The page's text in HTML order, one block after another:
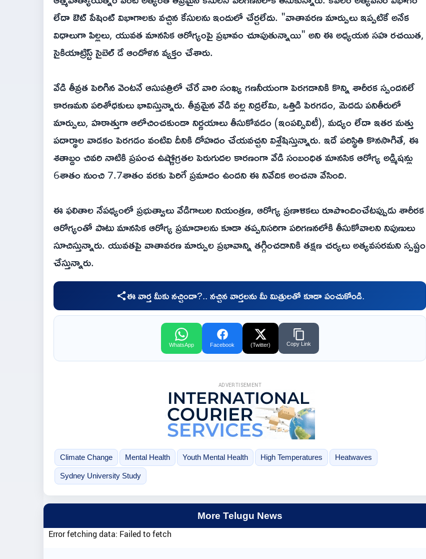
లేదా ఔట్ పేషెంట్ విభాగాలకు వచ్చిన కేసులను ఇందులో చేర్చలేదు. "వాతావరణ మార్పులు ఇప్పటికే అనేక
విధాలుగా పిల్లలు, యువత మానసిక ఆరోగ్యంపై ప్రభావం చూపుతున్నాయి" అని ఈ అధ్యయన సహ రచయిత,
సైకియాట్రిస్ట్ సైబెల్ డే ఆందోళన వ్యక్తం చేశారు.
వేడి తీవ్రత పెరిగిన వెంటనే ఆసుపత్రిలో చేరే వారి సంఖ్య గణనీయంగా పెరగడానికి కొన్ని శారీరక స్పందనలే
కారణమని పరిశోధకులు భావిస్తున్నారు. తీవ్రమైన వేడి వల్ల నిద్రలేమి, ఒత్తిడి పెరగడం, మెదడు పనితీరులో
మార్పులు, హఠాత్తుగా ఆలోచించకుండా నిర్ణయాలు తీసుకోవడం (ఇంపల్సివిటీ), మద్యం లేదా ఇతర మత్తు
పదార్థాల వాడకం పెరగడం వంటివి దీనికి దోహదం చేయవచ్చని విశ్లేషిస్తున్నారు. ఇదే పరిస్థితి కొనసాగితే, ఈ
శతాబ్దం చివరి నాటికి ప్రపంచ ఉష్ణోగ్రతల పెరుగుదల కారణంగా వేడి సంబంధిత మానసిక ఆరోగ్య అడ్మిషన్లు
6శాతం నుంచి 7.7శాతం వరకు పెరిగే ప్రమాదం ఉందని ఈ నివేదిక అంచనా వేసింది.
ఈ ఫలితాల నేపథ్యంలో ప్రభుత్వాలు వేడిగాలుల నియంత్రణ, ఆరోగ్య ప్రణాళికలు రూపొందించేటప్పుడు శారీరక
ఆరోగ్యంతో పాటు మానసిక ఆరోగ్య ప్రమాదాలను కూడా తప్పనిసరిగా పరిగణనలోకి తీసుకోవాలని నిపుణులు
సూచిస్తున్నారు. యువతపై వాతావరణ మార్పుల ప్రభావాన్ని తగ్గించడానికి తక్షణ చర్యలు అత్యవసరమని స్పష్టం
చేస్తున్నారు.
ఈ వార్త మీకు నచ్చిందా?.. నచ్చిన వార్తలను మీ మిత్రులతో కూడా పంచుకోండి.
WhatsApp Facebook (Twitter) Copy Link
ADVERTISEMENT
Climate Change Mental Health Youth Mental Health High Temperatures Heatwaves
Sydney University Study
More Telugu News
Error fetching data: Failed to fetch